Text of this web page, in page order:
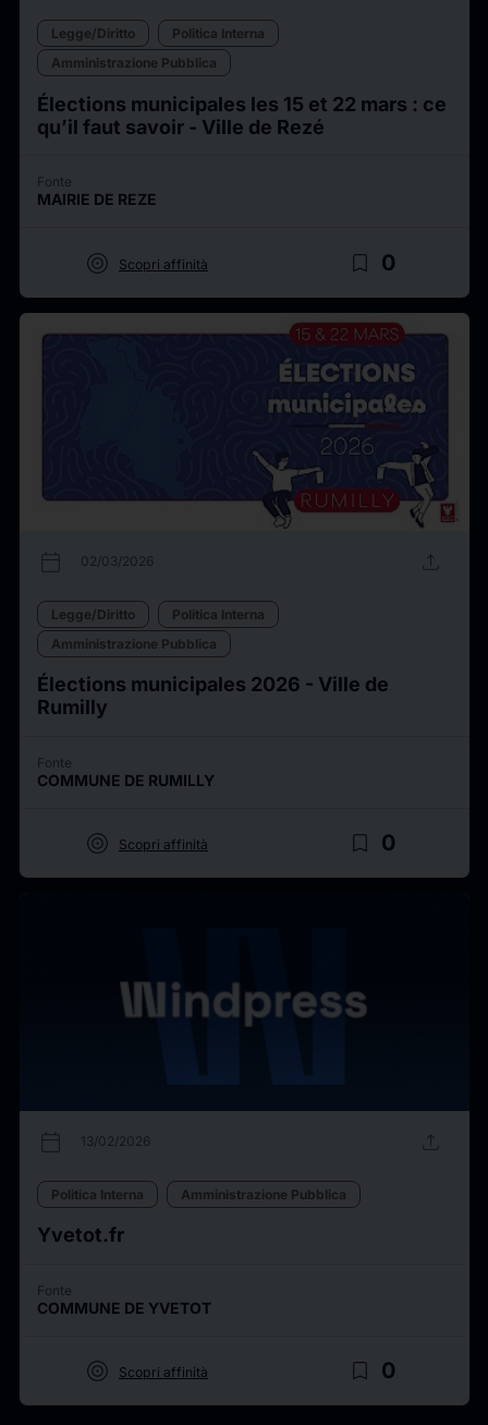
Legge/Diritto
Politica Interna
Amministrazione Pubblica
Élections municipales les 15 et 22 mars : ce
qu’il faut savoir - Ville de Rezé
Fonte
MAIRIE DE REZE
target Scopri affinità bookmark_border 0
calendar_today 02/03/2026 upload
Legge/Diritto
Politica Interna
Amministrazione Pubblica
Élections municipales 2026 - Ville de
Rumilly
Fonte
COMMUNE DE RUMILLY
target Scopri affinità bookmark_border 0
calendar_today 13/02/2026 upload
Politica Interna Amministrazione Pubblica
Yvetot.fr
Fonte
COMMUNE DE YVETOT
target Scopri affinità bookmark_border 0